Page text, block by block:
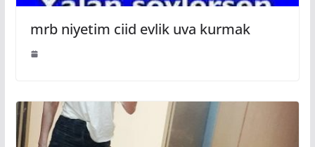
mrb niyetim ciid evlik uva kurmak